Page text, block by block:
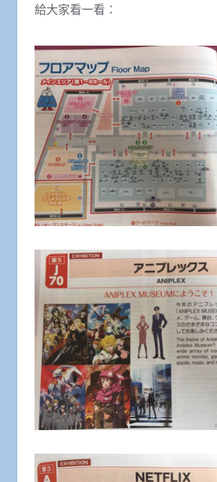
給大家看一看：